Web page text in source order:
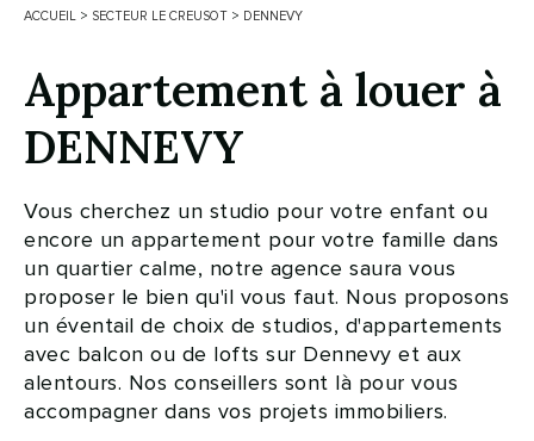
ACCUEIL > SECTEUR LE CREUSOT > DENNEVY
Appartement à louer à
DENNEVY
Vous cherchez un studio pour votre enfant ou
encore un appartement pour votre famille dans
un quartier calme, notre agence saura vous
proposer le bien qu'il vous faut. Nous proposons
un éventail de choix de studios, d'appartements
avec balcon ou de lofts sur Dennevy et aux
alentours. Nos conseillers sont là pour vous
accompagner dans vos projets immobiliers.